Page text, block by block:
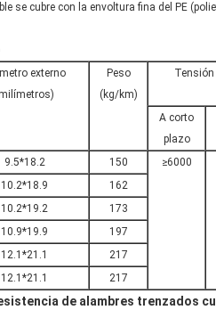
se cubre con la envoltura fina del PE
externo
Peso
(kg/km)
Tensión
A corto
plazo
9.5*18.2 150 ≥6000
10.2*18.9
162
10.2*19.2
173
10.9*19.9
197
12.1*21.1
217
12.1*21.1 217
de alambres trenzados